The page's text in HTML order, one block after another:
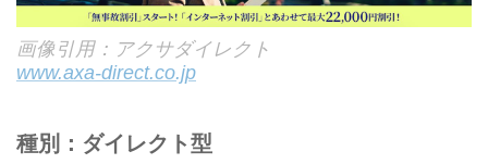
画像引用：アクサダイレクト
www.axa-direct.co.jp
種別：ダイレクト型